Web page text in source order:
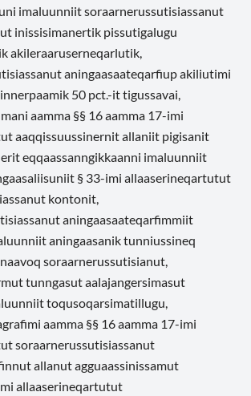
imaluunniit soraarnerussutisiassanut
inissisimanertik pissutigalugu
akileraaruserneqarlutik,
aningaasaateqarfiup akiliutimi
50 pct.-it tigussavai,
aamma §§ 16 aamma 17-imi
aaqqissuussinernit allaniit pigisanit
eqqaassanngikkaanni imaluunniit
§ 33-imi allaaserineqartutut
kontonit,
aningaasaateqarfimmiit
aningaasanik tunniussineq
soraarnerussutisianut,
tunngasut aalajangersimasut
toqusoqarsimatillugu,
aamma §§ 16 aamma 17-imi
soraarnerussutisiassanut
allanut agguaassinissamut
allaaserineqartutut